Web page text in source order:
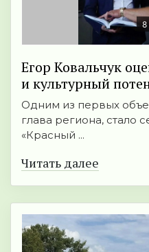
8
Егор Ковальчук
и культурный
Одним из первых
глава региона, стало
«Красный ...
Читать далее